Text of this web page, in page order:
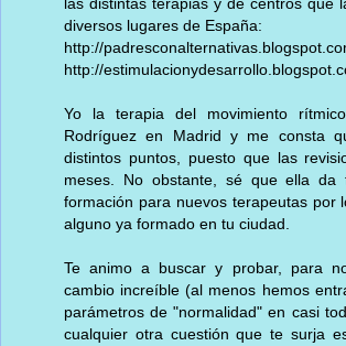
las distintas terapias y de centros que
diversos lugares de España:
http://
http://
Yo la terapia del movimiento
Rodríguez en Madrid y me consta
distintos puntos, puesto que las
meses. No obstante, sé que ella da
formación para nuevos terapeutas por
alguno ya formado en tu ciudad.
Te animo a buscar y probar, para
cambio increíble (al menos hemos
parámetros de "normalidad" en casi
cualquier otra cuestión que te surja